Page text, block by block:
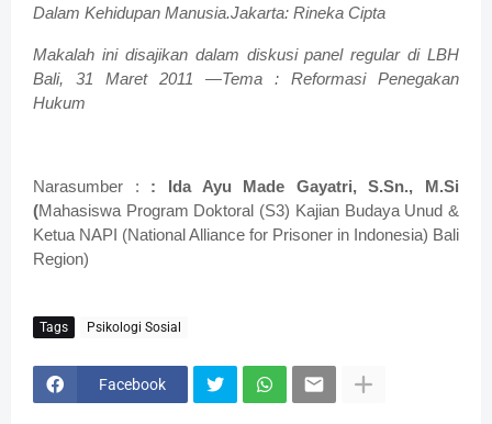
Dalam Kehidupan Manusia.Jakarta: Rineka Cipta
Makalah ini disajikan dalam diskusi panel regular di LBH
Bali, 31 Maret 2011 —Tema : Reformasi Penegakan
Hukum
Narasumber : : Ida Ayu Made Gayatri, S.Sn., M.Si
(Mahasiswa Program Doktoral (S3) Kajian Budaya Unud &
Ketua NAPI (National Alliance for Prisoner in Indonesia) Bali
Region)
Tags Psikologi Sosial
Facebook